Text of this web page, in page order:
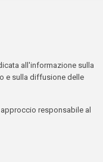
all'informazione sulla
e sulla diffusione delle
responsabile al